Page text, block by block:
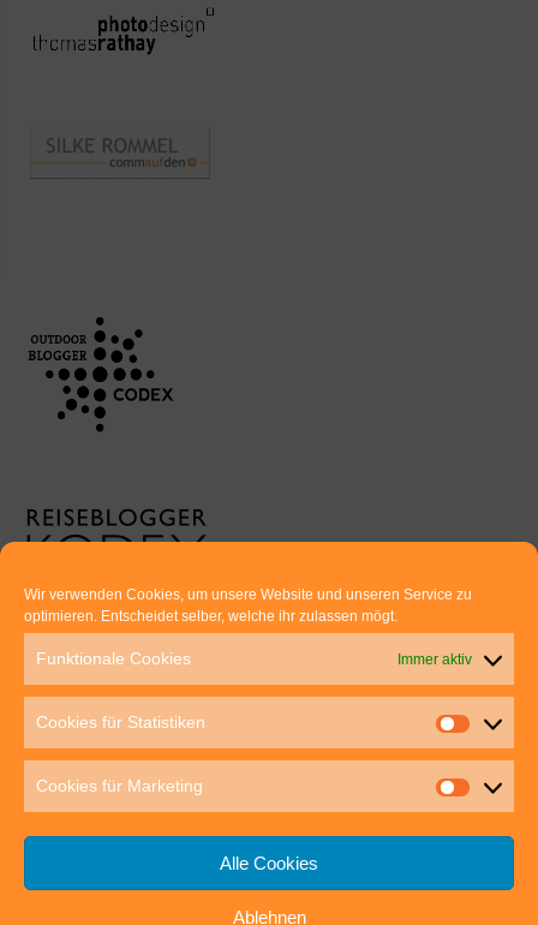
Wir verwenden Cookies, um unsere Website und unseren Service zu
optimieren. Entscheidet selber, welche ihr zulassen mögt.
Funktionale Cookies Immer aktiv
Cookies für Statistiken
Cookies für Marketing
Alle Cookies
Ablehnen
Euer direkter Draht zu uns:
Thomas Rathay und Silke Rommel
70563 Stuttgart
post@outdoor-hochgenuss.de